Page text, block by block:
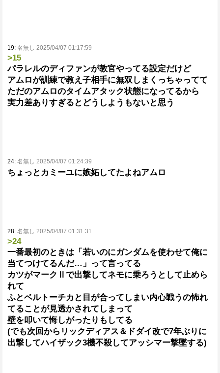
19: 名無し 2025/04/07 01:17:59
>15
パラレルのディファンが教官やってる設定だけど
アムロが訓練で教え子相手に無双しまくっちゃってて
ただのアムロのタイムアタック状態になってるから
実力差ありすぎるとどうしようもないと思う
24: 名無し 2025/04/07 01:24:39
ちょっとカミーユに嫉妬してたよねアムロ
28: 名無し 2025/04/07 01:31:31
>24
一番最初のときは「若いのにガンダムを使わせて俺に
当てつけてるんだ…」って言ってる
カツがマークⅡで出撃してネモに乗ろうとして止めら
れて
ふとベルトーチカと目が合ってしまい内心戦うの怖れ
てることが見透かされてしまって
壁を叩いて悔しがったりもしてる
(でも次回からリックディアス＆ドダイ改で7年ぶりに
出撃してハイザック3機不殺してアッシマー撃墜する)